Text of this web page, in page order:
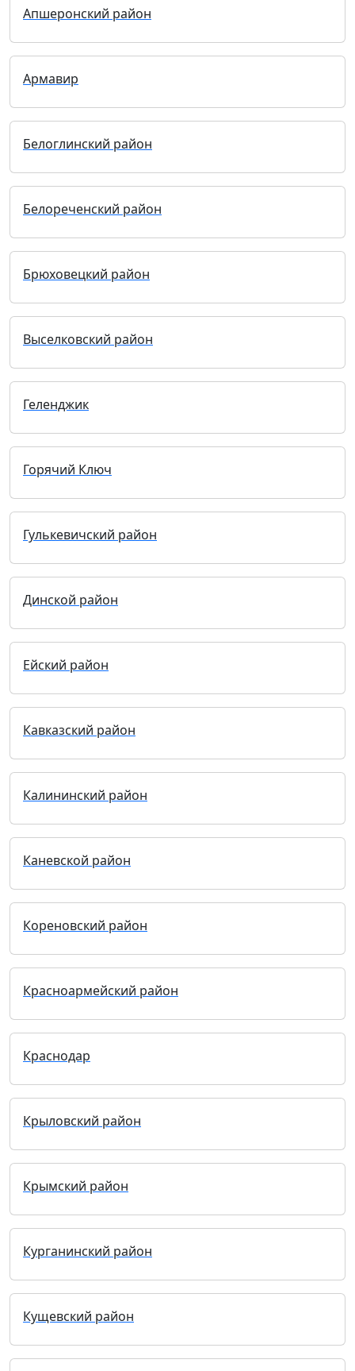
Апшеронский район
Армавир
Белоглинский район
Белореченский район
Брюховецкий район
Выселковский район
Геленджик
Горячий Ключ
Гулькевичский район
Динской район
Ейский район
Кавказский район
Калининский район
Каневской район
Кореновский район
Красноармейский район
Краснодар
Крыловский район
Крымский район
Курганинский район
Кущевский район